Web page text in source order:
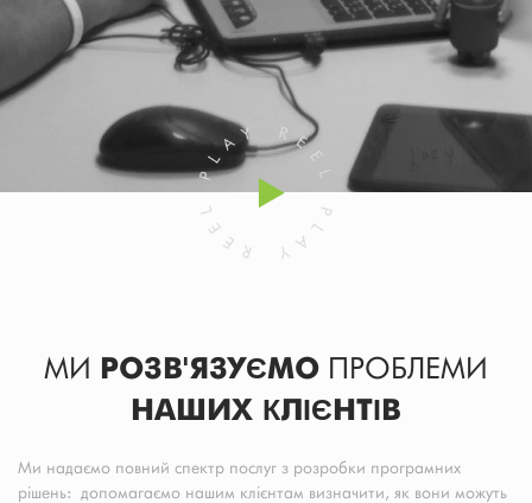
МИ РОЗВ'ЯЗУЄМО ПРОБЛЕМИ
НАШИХ КЛІЄНТІВ
Ми надаємо повний спектр послуг з розробки програмних
рішень: допомагаємо нашим клієнтам визначити, як вони можуть